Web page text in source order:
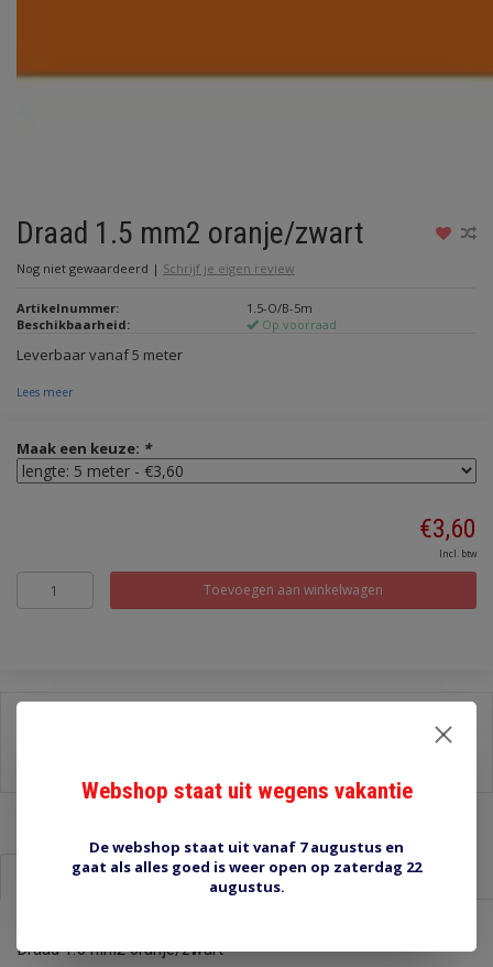
Draad 1.5 mm2 oranje/zwart
Nog niet gewaardeerd | Schrijf je eigen review
Artikelnummer:
1.5-O/B-5m
Beschikbaarheid:
Op voorraad
Leverbaar vanaf 5 meter
Lees meer
Maak een keuze: *
€3,60
Incl. btw
Toevoegen aan winkelwagen
Informatie Reviews (0)
Draad 1.5 mm2 oranje/zwart
Webshop staat uit wegens vakantie
De webshop staat uit vanaf 7 augustus en
gaat als alles goed is weer open op zaterdag 22
augustus.